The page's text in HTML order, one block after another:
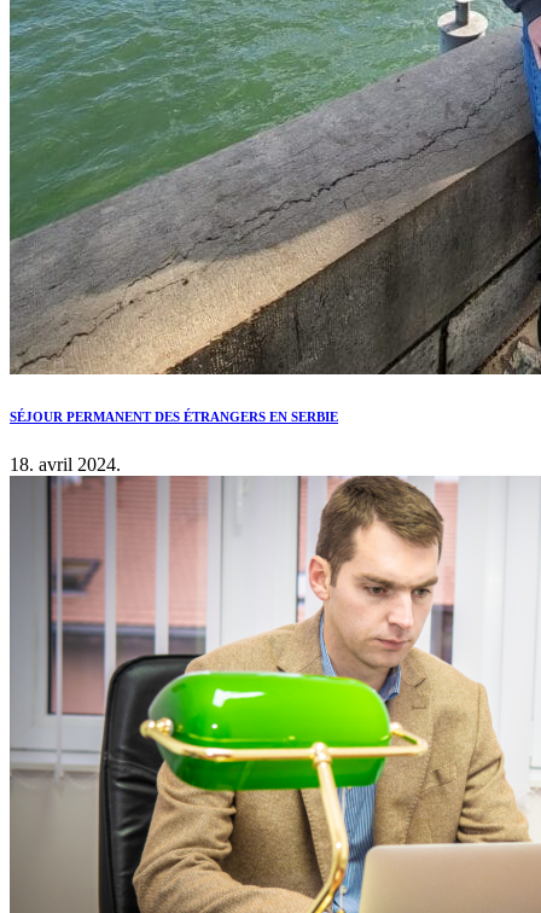
SÉJOUR PERMANENT DES ÉTRANGERS EN SERBIE
18. avril 2024.